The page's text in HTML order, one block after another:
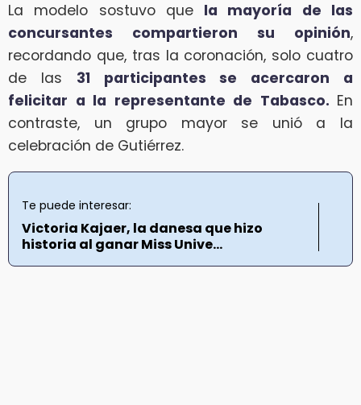
La modelo sostuvo que la mayoría de las
concursantes compartieron su opinión,
recordando que, tras la coronación, solo cuatro
de las 31 participantes se acercaron a
felicitar a la representante de Tabasco. En
contraste, un grupo mayor se unió a la
celebración de Gutiérrez.
Te puede interesar:
Victoria Kajaer, la danesa que hizo
historia al ganar Miss Unive...